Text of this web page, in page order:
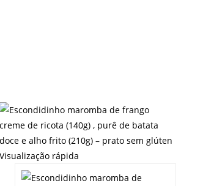
Visualização rápida